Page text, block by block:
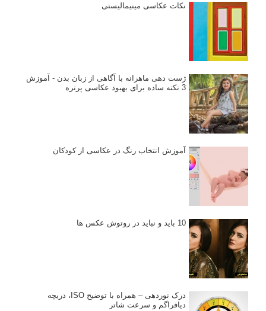
نکات عکاسی مینیمالیستی
ژست دهی ماهرانه با آگاهی از زبان بدن - آموزش
3 نکته ساده برای بهبود عکاسی پرتره
آموزش انتخاب رنگ در عکاسی از کودکان
10 باید و نباید در روتوش عکس ها
درک نوردهی – همراه با توضیح ISO، دریچه
دیافراگم و سرعت شاتر